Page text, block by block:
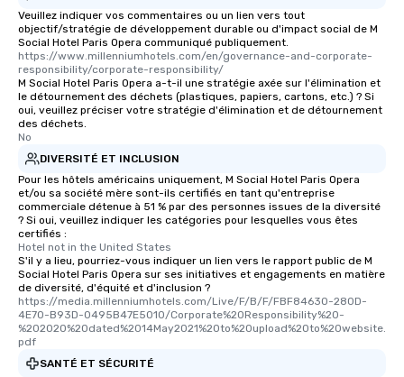
Veuillez indiquer vos commentaires ou un lien vers tout
objectif/stratégie de développement durable ou d'impact social de M
Social Hotel Paris Opera communiqué publiquement.
https://www.millenniumhotels.com/en/governance-and-corporate-
responsibility/corporate-responsibility/
M Social Hotel Paris Opera a-t-il une stratégie axée sur l'élimination et
le détournement des déchets (plastiques, papiers, cartons, etc.) ? Si
oui, veuillez préciser votre stratégie d'élimination et de détournement
des déchets.
No
DIVERSITÉ ET INCLUSION
Pour les hôtels américains uniquement, M Social Hotel Paris Opera
et/ou sa société mère sont-ils certifiés en tant qu'entreprise
commerciale détenue à 51 % par des personnes issues de la diversité
? Si oui, veuillez indiquer les catégories pour lesquelles vous êtes
certifiés :
Hotel not in the United States
S'il y a lieu, pourriez-vous indiquer un lien vers le rapport public de M
Social Hotel Paris Opera sur ses initiatives et engagements en matière
de diversité, d'équité et d'inclusion ?
https://media.millenniumhotels.com/Live/F/B/F/FBF84630-280D-
4E70-B93D-0495B47E5010/Corporate%20Responsibility%20-
%202020%20dated%2014May2021%20to%20upload%20to%20website.
pdf
SANTÉ ET SÉCURITÉ